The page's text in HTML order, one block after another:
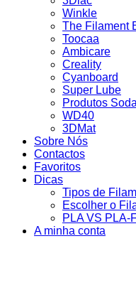
Winkle
The Filament
Toocaa
Ambicare
Creality
Cyanboard
Super Lube
Produtos
WD40
3DMat
Sobre Nós
Contactos
Favoritos
Dicas
Tipos de
Escolher o
PLA VS PLA-
A minha conta